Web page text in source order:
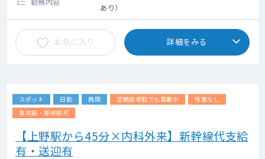
あり）
お気に入り 詳細をみる
スポット 日勤 病院 定期非常勤でも募集中
残業なし
専攻医・専修医可
【上野駅から45分×内科外来】新幹線代支給
有・送迎有